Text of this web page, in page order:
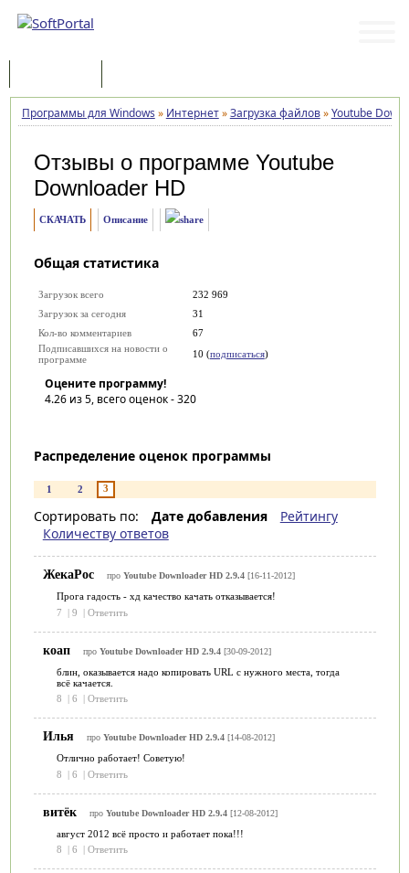
Программы для Windows » Интернет»Загрузка файлов»Youtube
Отзывы о программе Youtube
Downloader HD
СКАЧАТЬ Описание
Общая статистика
Загрузок всего
232 969
Загрузок за сегодня
31
Кол-во комментариев
67
Подписавшихся на новости о
программе
10 (подписаться)
Оцените программу!
4.26из 5, всего оценок -320
Распределение оценок программы
1 2 3
Сортировать по: Дате добавления
Рейтингу
Количеству ответов
ЖекаРос про Youtube Downloader HD 2.9.4[16-11-2012]
Прога гадость - хд качество качать отказывается!
7
| 9 | Ответить
коап про Youtube Downloader HD 2.9.4[30-09-2012]
блин, оказывается надо копировать URL с нужного места, тогда
всё качается.
8
| 6 | Ответить
Илья про Youtube Downloader HD 2.9.4[14-08-2012]
Отлично работает! Советую!
8
| 6 | Ответить
витёк про Youtube Downloader HD 2.9.4[12-08-2012]
август 2012 всё просто и работает пока!!!
8
| 6 | Ответить